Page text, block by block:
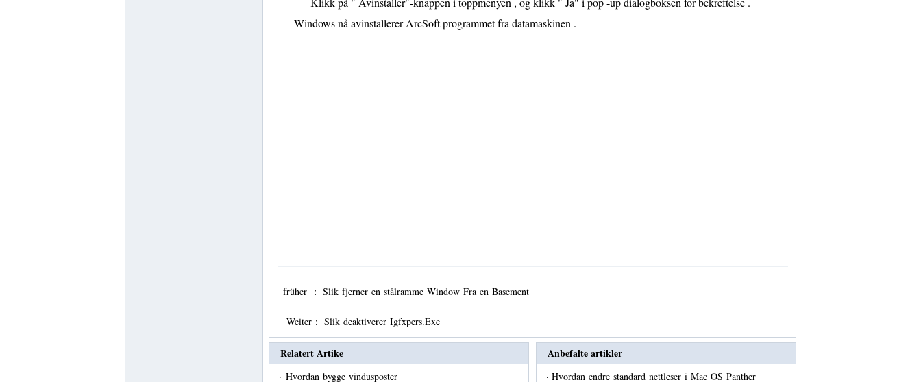
Windows nå avinstallerer ArcSoft programmet fra datamaskinen .
früher ： Slik fjerner en stålramme Window Fra en Basement
Weiter： Slik deaktiverer Igfxpers.Exe
Relatert Artike
· Hvordan bygge vindusposter
Anbefalte artikler
· Hvordan endre standard nettleser i Mac OS Panther